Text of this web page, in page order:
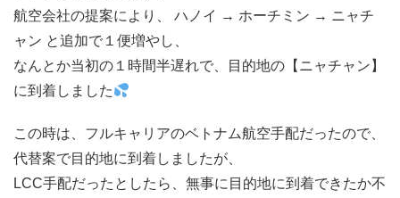
航空会社の提案により、 ハノイ → ホーチミン → ニャチ
ャン と追加で１便増やし、
なんとか当初の１時間半遅れで、目的地の【ニャチャン】
に到着しました
この時は、フルキャリアのベトナム航空手配だったので、
代替案で目的地に到着しましたが、
LCC手配だったとしたら、無事に目的地に到着できたか不